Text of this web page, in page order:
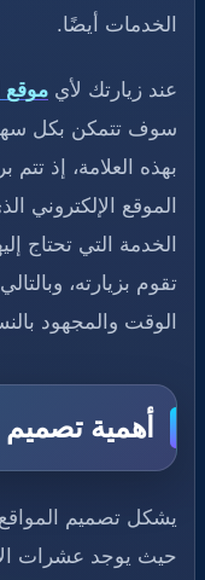
الخدمات أيضًا.
عند زيارتك لأي موقع
سوف تتمكن بكل
بهذه العلامة، إذ
الموقع الإلكتروني
الخدمة التي تحتاج
تقوم بزيارته،
الوقت والمجهود
أهمية تصميم
يشكل تصميم المواقع
حيث يوجد عشرات